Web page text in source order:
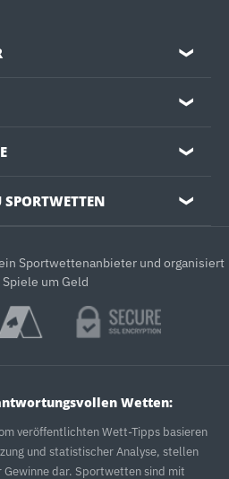
❯
❯
❯
❯
Sportwettenanbieter und organisiert
um Geld
Wetten:
veröffentlichten Wett-Tipps basieren
und statistischer Analyse, stellen
Gewinne dar. Sportwetten sind mit